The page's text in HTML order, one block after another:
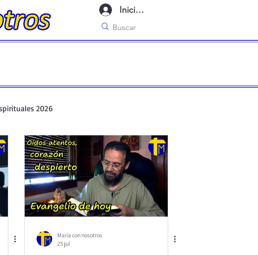
Iniciar sesión
2026
Taller de oración ante el Santísimo
Eucarísticas
María con nosotros
25 jul